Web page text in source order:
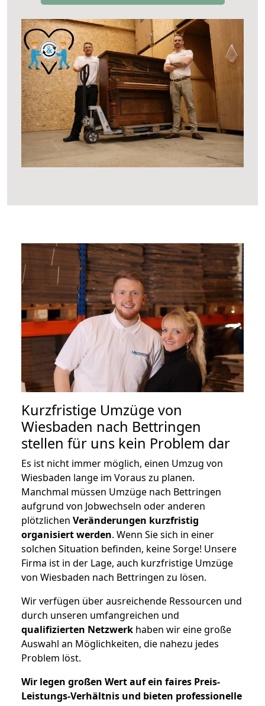
Kurzfristige Umzüge von
Wiesbaden nach Bettringen
stellen für uns kein Problem dar
Es ist nicht immer möglich, einen Umzug von
Wiesbaden lange im Voraus zu planen.
Manchmal müssen Umzüge nach Bettringen
aufgrund von Jobwechseln oder anderen
plötzlichen Veränderungen kurzfristig
organisiert werden. Wenn Sie sich in einer
solchen Situation befinden, keine Sorge! Unsere
Firma ist in der Lage, auch kurzfristige Umzüge
von Wiesbaden nach Bettringen zu lösen.
Wir verfügen über ausreichende Ressourcen und
durch unseren umfangreichen und
qualifizierten Netzwerk haben wir eine große
Auswahl an Möglichkeiten, die nahezu jedes
Problem löst.
Wir legen großen Wert auf ein faires Preis-
Leistungs-Verhältnis und bieten professionelle